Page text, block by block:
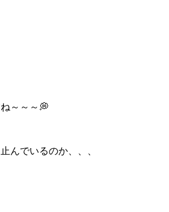
～～～💭
んでいるのか、、、